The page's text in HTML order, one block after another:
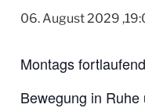
06. August 2029
Montags
Bewegung in